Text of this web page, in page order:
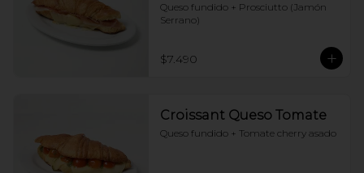
Queso fundido + Prosciutto (Jamón
Serrano)
$7.490
Croissant Queso Tomate
Queso fundido + Tomate cherry asado